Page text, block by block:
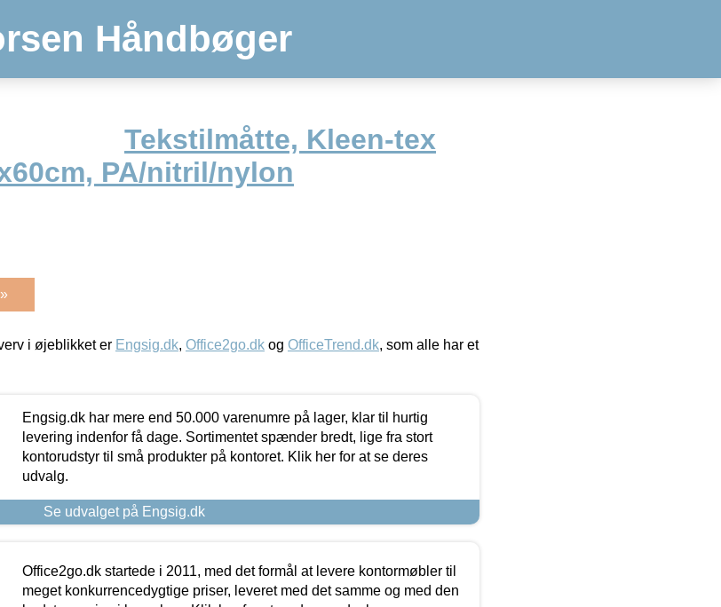
Håndbøger
Tekstilmåtte, Kleen-tex
PA/nitril/nylon
i øjeblikket er Engsig.dk, Office2go.dk og OfficeTrend.dk, som alle har et
Engsig.dk har mere end 50.000 varenumre på lager, klar til hurtig
levering indenfor få dage. Sortimentet spænder bredt, lige fra stort
kontorudstyr til små produkter på kontoret. Klik her for at se deres
udvalg.
Se udvalget på Engsig.dk
Office2go.dk startede i 2011, med det formål at levere kontormøbler til
meget konkurrencedygtige priser, leveret med det samme og med den